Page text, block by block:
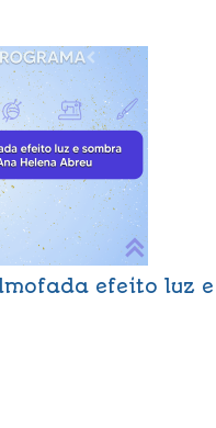
efeito luz e